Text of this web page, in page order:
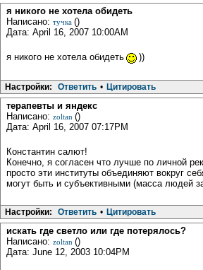
я никого не хотела обидеть
Написано: тучка ()
Дата: April 16, 2007 10:00AM
я никого не хотела обидеть ))
Настройки: Ответить • Цитировать
терапевты и яндекс
Написано: zoltan ()
Дата: April 16, 2007 07:17PM
Константин салют!
Конечно, я согласен что лучше по личной
просто эти институты объединяют вокруг
могут быть и субъективными (масса людей
Настройки: Ответить • Цитировать
искать где светло или где потерялось?
Написано: zoltan ()
Дата: June 12, 2003 10:04PM